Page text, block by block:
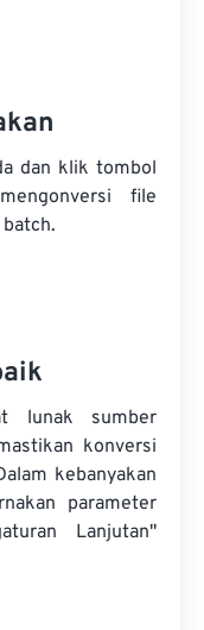
dan klik tombol
file
lunak sumber
konversi
kebanyakan
parameter
Lanjutan"